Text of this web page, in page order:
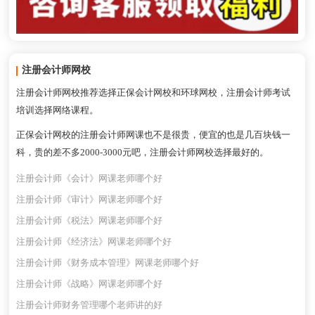
注册会计师网校
注册会计师网校推荐选择正保会计网校和环球网校，注册会计师考试
培训选择网络课程。
正保会计网校的注册会计师网课也不是很贵，便宜的也是几百块钱一
科，贵的差不多2000-3000元吧，注册会计师网校选择最好的。
注册会计师《会计》网课老师哪个好
注册会计师《审计》网课老师哪个好
注册会计师《税法》网课老师哪个好
注册会计师《经济法》网课老师哪个好
注册会计师《财务成本管理》网课老师哪个好
注册会计师《战略》网课老师哪个好
注册会计师财务管理哪个老师讲的好